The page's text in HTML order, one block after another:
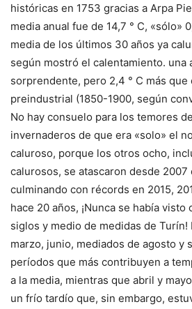
históricas en 1753 gracias a Arpa
media anual fue de 14,7 ° C, «sólo»
media de los últimos 30 años ya
según mostró el calentamiento. una
sorprendente, pero 2,4 ° C más
preindustrial (1850-1900, según
No hay consuelo para los temores
invernaderos de que era «solo» el
caluroso, porque los otros ocho,
calurosos, se atascaron desde 2007
culminando con récords en 2015,
hace 20 años, ¡Nunca se había
siglos y medio de medidas de Turín!
marzo, junio, mediados de agosto y
períodos que más contribuyen a
a la media, mientras que abril y
un frío tardío que, sin embargo,